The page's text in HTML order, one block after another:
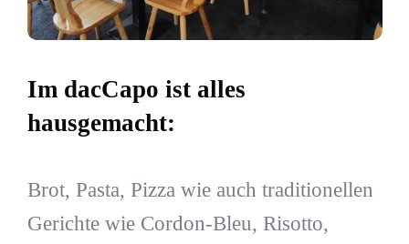
Im dacCapo ist alles
hausgemacht:
Brot, Pasta, Pizza wie auch traditionellen
Gerichte wie Cordon-Bleu, Risotto,